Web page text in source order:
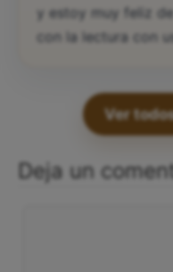
y estoy muy feliz
con la lectura con
Ver
Deja un